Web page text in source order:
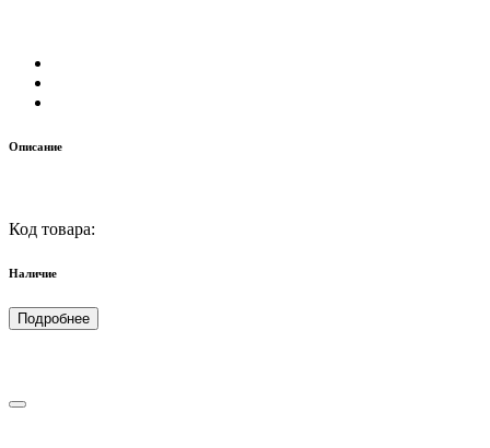
Описание
Код товара:
Наличие
Подробнее